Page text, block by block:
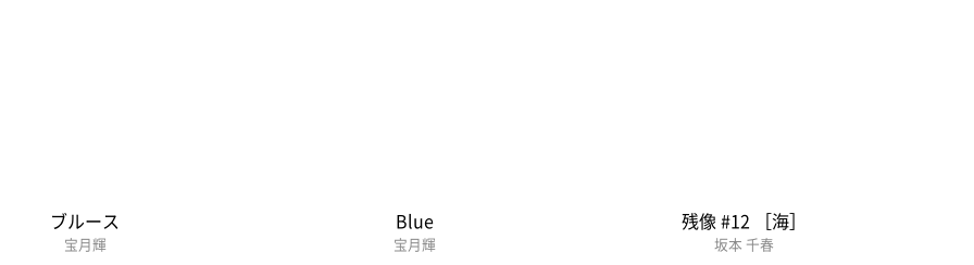
ブルース
宝月輝
Blue
宝月輝
残像 #12 ［海］
坂本 千春